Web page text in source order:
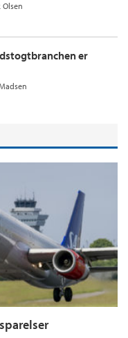
Olsen
er